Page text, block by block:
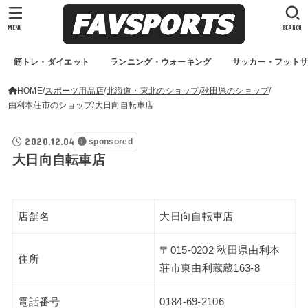
筋トレ・ダイエット ランニング・ウォーキング サッカー・フット
SEARCH
MENU
HOME スポーツ用品店 北海道・東北のショップ 秋田県のショップ
由利本荘市のショップ 大日向自転車店
2020.12.04 sponsored
大日向自転車店
店舗名 大日向自転車店
住所
〒015-0202 秋田県由利本
荘市東由利蔵蔵163-8
電話番号 0184-69-2106